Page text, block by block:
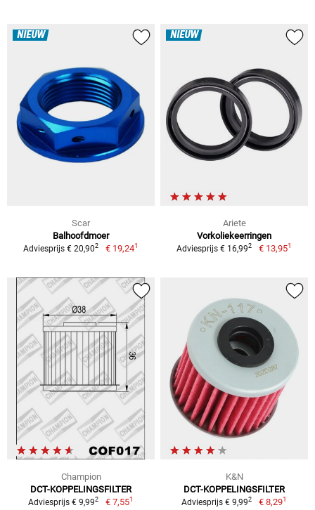
NIEUW
Scar
Balhoofdmoer
Adviesprijs € 20,902 € 19,241
NIEUW
Ariete
Vorkoliekeerringen
Adviesprijs € 16,992 € 13,951
Champion
DCT-KOPPELINGSFILTER
Adviesprijs € 9,992 € 7,551
K&N
DCT-KOPPELINGSFILTER
Adviesprijs € 9,992 € 8,291